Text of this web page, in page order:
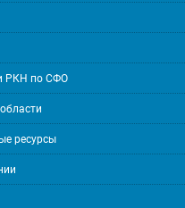
РКН по СФО
ресурсы